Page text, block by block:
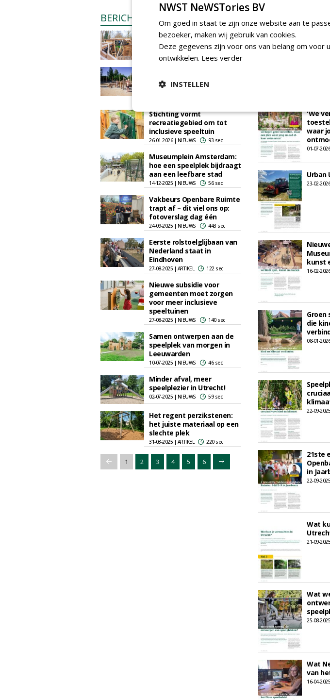
BERICHTEN
Nieuw klauterpad in
Amsterdamse Vondelpark
16-06-2026 | NIEUWS 77 sec
op tijgers gerealiseerd in
Eindhoven Zoo
Stichting vormt
recreatiegebied om tot
inclusieve speeltuin
26-01-2026 | NIEUWS 93 sec
Museumplein Amsterdam:
hoe een speelplek bijdraagt
aan een leefbare stad
14-12-2025 | NIEUWS 56 sec
Vakbeurs Openbare Ruimte
trapt af – dit viel ons op:
fotoverslag dag één
24-09-2025 | NIEUWS 443 sec
Eerste rolstoelglijbaan van
Nederland staat in
Eindhoven
27-08-2025 | ARTIKEL 122 sec
Nieuwe subsidie voor
gemeenten moet zorgen
voor meer inclusieve
speeltuinen
27-08-2025 | NIEUWS 140 sec
Samen ontwerpen aan de
speelplek van morgen in
Leeuwarden
10-07-2025 | NIEUWS 46 sec
Minder afval, meer
speelplezier in Utrecht!
02-07-2025 | NIEUWS 59 sec
Het regent perzikstenen:
het juiste materiaal op een
slechte plek
31-03-2025 | ARTIKEL 220 sec
1 2 3 4 5 6
ARTIKELEN
meer
'We
waar
01-07-2026
Urban
23-02-2026
kunst
16-02-2026
Groen
die
08-01-2026
22-09-2025
21ste
in
22-09-2025
Wat
21-09-2025
Wat
25-08-2025
Wat
van
16-04-2025
NWST NeWSTories BV
Om goed in staat te zijn onze website aan te
bezoeker, maken wij gebruik van cookies.
Deze gegevens zijn voor ons van belang om
ontwikkelen. Lees verder
INSTELLEN